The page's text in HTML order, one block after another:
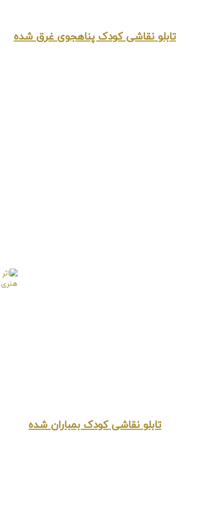
تابلو نقاشی کودک پناهجوی غرق شده
تابلو نقاشی کودک بمباران شده